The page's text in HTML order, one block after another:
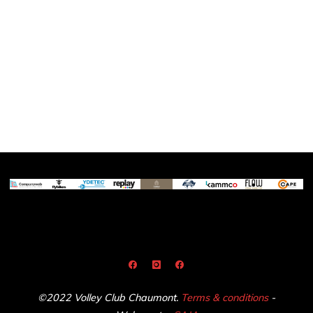
©2022 Volley Club Chaumont. Terms & conditions-